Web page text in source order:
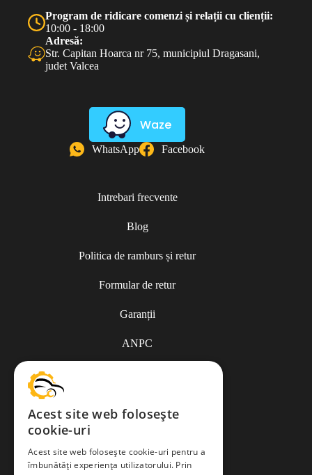
Program de ridicare comenzi și relații cu clienții:
10:00 - 18:00
Adresă:
Str. Capitan Hoarca nr 75, municipiul Dragasani,
judet Valcea
Waze
WhatsApp Facebook
Intrebari frecvente
Blog
Politica de ramburs și retur
Formular de retur
Garanții
ANPC
Termeni și condiții
Politica de confidențialitate
Acest site web folosește
cookie-uri
Acest site web folosește cookie-uri pentru a
îmbunătăți experiența utilizatorului. Prin